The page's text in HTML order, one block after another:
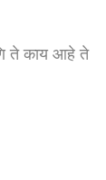
ते काय आहे ते